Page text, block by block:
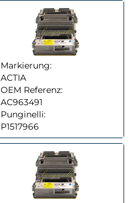
Markierung:
ACTIA
OEM Referenz:
AC963491
Punginelli:
P1517966